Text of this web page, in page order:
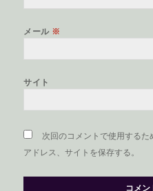
メール ※
サイト
次回のコメントで使用する
アドレス、サイトを保存する。